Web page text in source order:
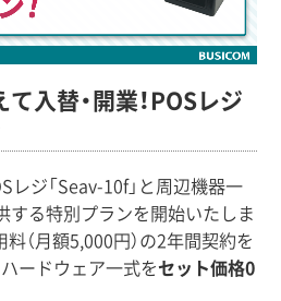
入替・開業！POSレジ
ジ「Seav-10f」と周辺機器一
する特別プランを開始いたしま
（月額5,000円）の2年間契約を
ードウェア一式をセット価格0